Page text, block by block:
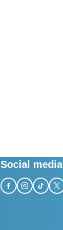
Social media